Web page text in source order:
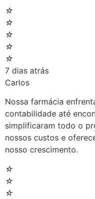
☆
☆
☆
☆
☆
7 dias atrás
Carlos
Nossa farmácia
contabilidade até
simplificaram todo o
nossos custos e
nosso crescimento.
☆
☆
☆